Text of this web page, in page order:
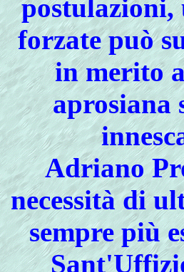
postulazioni,
forzatepuò
in merito
aprosiana
Adriano
necessità di
sempre più